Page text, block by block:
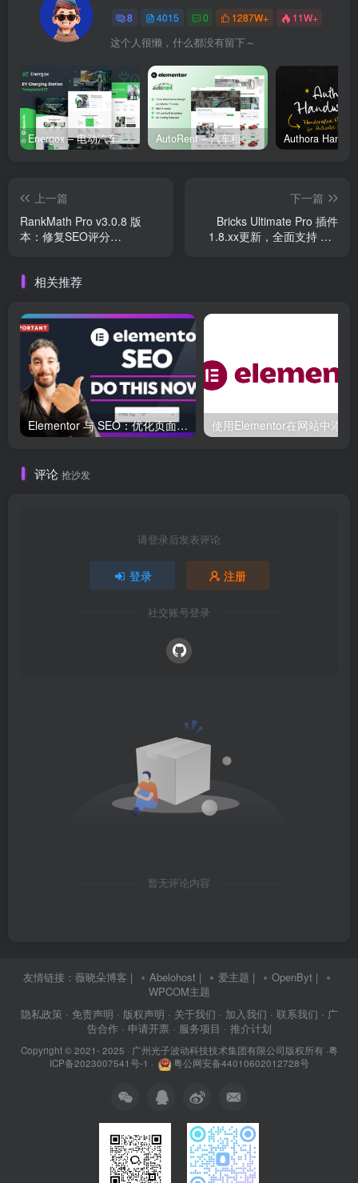
8 4015 0 1287W+ 11W+
这个人很懒，什么都没有留下～
Energox – 电动汽车充电站 Elementor 模板套件 AutoRent – 汽车租赁服务 Elementor 模板套件
上一篇
RankMath Pro v3.0.8 版
本：修复SEO评分
下一篇
Bricks Ultimate Pro 插件
1.8.xx更新，全面支持 WP
相关推荐
Elementor 与 SEO：优化页面结构和加载速度的最佳实践
评论 抢沙发
请登录后发表评论
登录 注册
社交账号登录
暂无评论内容
友情链接： 薇晓朵博客 | Abelohost | 爱主题 | OpenByt |
WPCOM主题
隐私政策 · 免责声明 · 版权声明 · 关于我们 · 加入我们 · 联系我们 · 广
告合作 · 申请开票 · 服务项目 · 推介计划
Copyright © 2021- 2025 · 广州光子波动科技技术集团有限公司版权所有·粤
ICP备2023007541号-1 · 粤公网安备44010602012728号